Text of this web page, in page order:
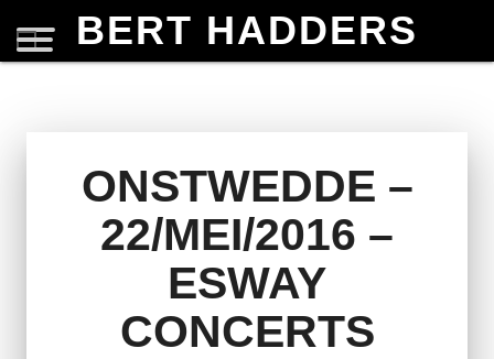
BERT HADDERS
ONSTWEDDE –
22/MEI/2016 –
ESWAY
CONCERTS